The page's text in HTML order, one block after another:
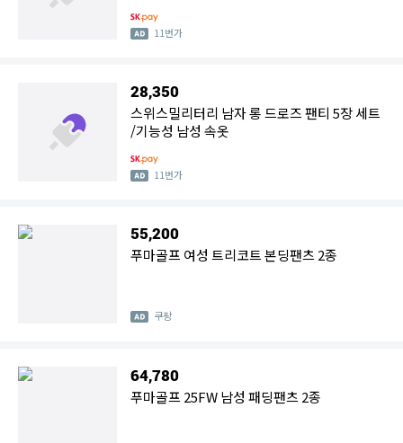
11번가
28,350
스위스밀리터리 남자 롱 드로즈 팬티 5장 세트
/기능성 남성 속옷
11번가
55,200
푸마골프 여성 트리코트 본딩팬츠 2종
쿠팡
64,780
푸마골프 25FW 남성 패딩팬츠 2종